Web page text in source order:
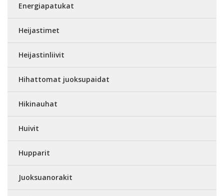
Energiapatukat
Heijastimet
Heijastinliivit
Hihattomat juoksupaidat
Hikinauhat
Huivit
Hupparit
Juoksuanorakit